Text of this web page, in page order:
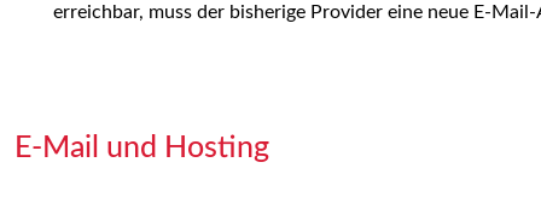
erreichbar, muss der bisherige Provider eine neue E-
E-Mail und Hosting